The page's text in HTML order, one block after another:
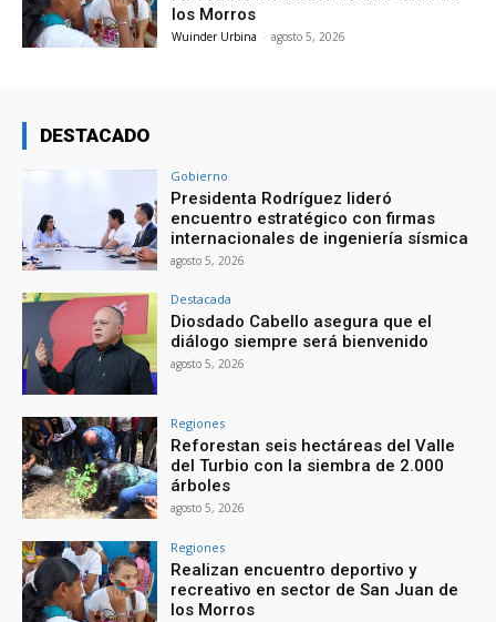
los Morros
Wuinder Urbina - agosto 5, 2026
DESTACADO
Gobierno
Presidenta Rodríguez lideró
encuentro estratégico con firmas
internacionales de ingeniería sísmica
agosto 5, 2026
Destacada
Diosdado Cabello asegura que el
diálogo siempre será bienvenido
agosto 5, 2026
Regiones
Reforestan seis hectáreas del Valle
del Turbio con la siembra de 2.000
árboles
agosto 5, 2026
Regiones
Realizan encuentro deportivo y
recreativo en sector de San Juan de
los Morros